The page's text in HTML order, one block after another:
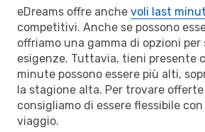
eDreams offre anche voli last
competitivi. Anche se possono
offriamo una gamma di opzioni
esigenze. Tuttavia, tieni presente
minute possono essere più alti,
la stagione alta. Per trovare
consigliamo di essere flessibile
viaggio.